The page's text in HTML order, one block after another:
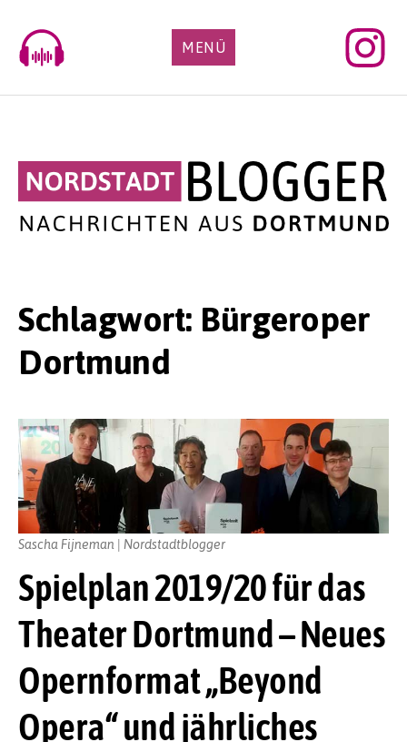
content
MENÜ
Schlagwort: Bürgeroper
Dortmund
Spielplan 2019/20 für das
Theater Dortmund – Neues
Opernformat „Beyond
Opera“ und jährliches
Sascha Fijneman | Nordstadtblogger